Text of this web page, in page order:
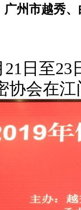
广州市越秀
21日至
协会在